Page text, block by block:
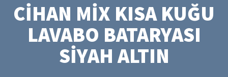
CİHAN MİX KISA KUĞU
LAVABO BATARYASI
SİYAH ALTIN